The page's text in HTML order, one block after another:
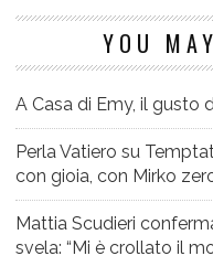
YOU
A Casa di Emy, il gusto
Perla Vatiero su
con gioia, con Mirko
Mattia Scudieri
svela: “Mi è crollato il